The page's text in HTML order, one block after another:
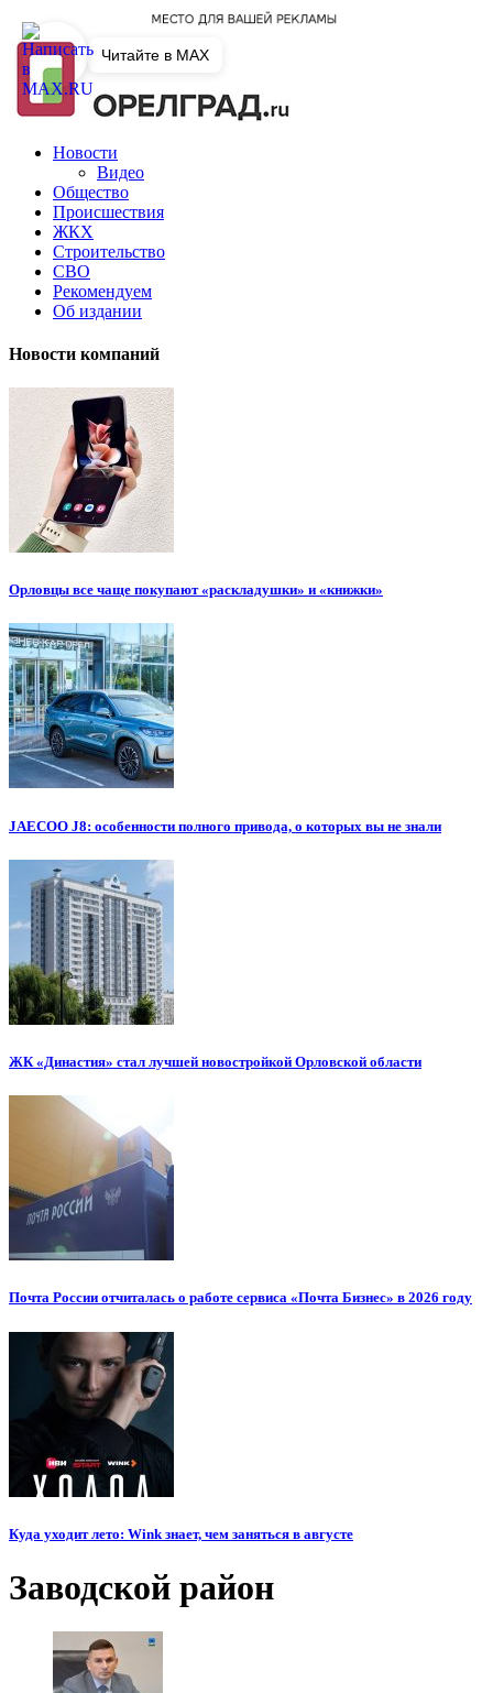
Новости
Видео
Общество
Происшествия
ЖКХ
Строительство
СВО
Рекомендуем
Об издании
Новости компаний
Орловцы все чаще покупают «раскладушки» и «книжки»
JAECOO J8: особенности полного привода, о которых вы не знали
ЖК «Династия» стал лучшей новостройкой Орловской области
Почта России отчиталась о работе сервиса «Почта Бизнес» в 2026 году
Куда уходит лето: Wink знает, чем заняться в августе
Заводской район
Читайте в MAX